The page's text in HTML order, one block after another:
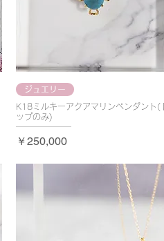
ジュエリー
K18ミルキーアクアマリンペンダント(
ップのみ)
価格
￥250,000